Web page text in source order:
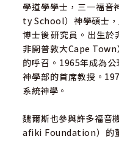
學道學學士，三一福
ty School）神學碩士
博士後研究員。出生
非開普敦大Cape
的呼召。1965年成為
神學部的首席教授。
系統神學。
魏爾斯也參與許多福音
afiki Foundation）的